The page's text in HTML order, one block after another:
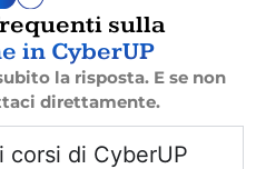
sulla
in CyberUP
la risposta. E se non
direttamente.
corsi di CyberUP